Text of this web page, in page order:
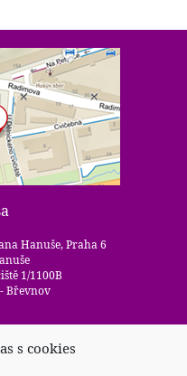
s cookies
Hanuše, Praha 6
1/1100B
Břevnov